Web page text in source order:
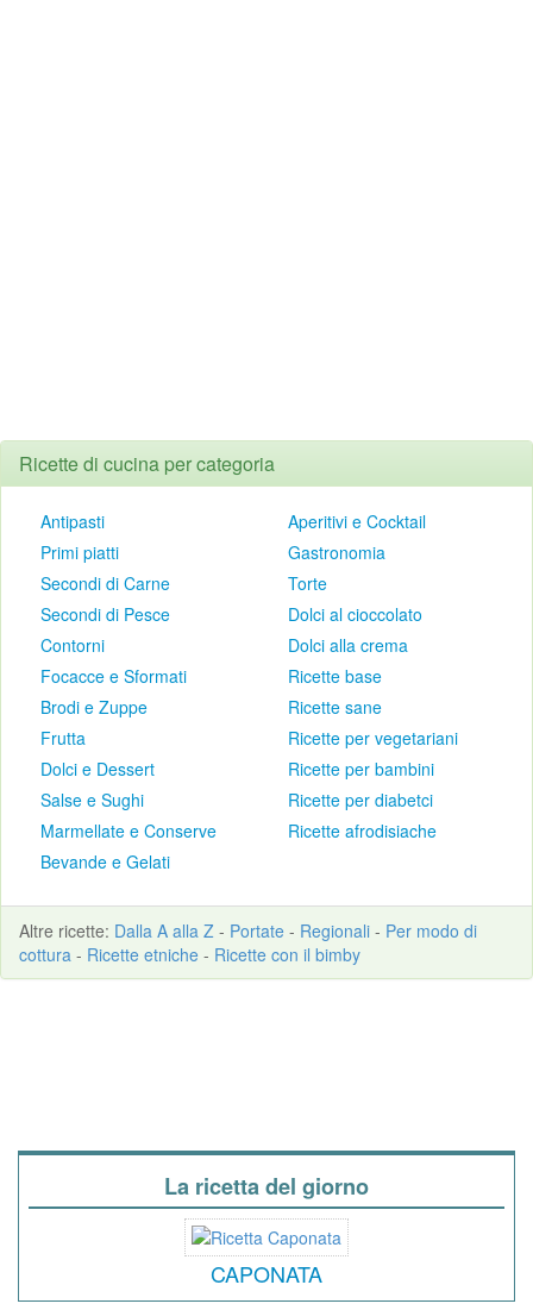
Ricette di cucina per categoria
Antipasti
Primi piatti
Secondi di Carne
Secondi di Pesce
Contorni
Focacce e Sformati
Brodi e Zuppe
Frutta
Dolci e Dessert
Salse e Sughi
Marmellate e Conserve
Bevande e Gelati
Aperitivi e Cocktail
Gastronomia
Torte
Dolci al cioccolato
Dolci alla crema
Ricette base
Ricette sane
Ricette per vegetariani
Ricette per bambini
Ricette per diabetci
Ricette afrodisiache
Altre ricette: Dalla A alla Z - Portate - Regionali - Per modo di
cottura - Ricette etniche - Ricette con il bimby
La ricetta del giorno
CAPONATA